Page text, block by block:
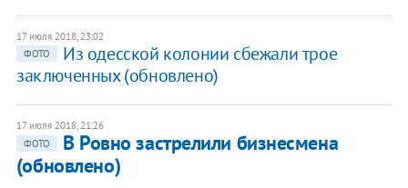
17 июля 2018, 23:02
ФОТО
Из одесской колонии сбежали трое
заключенных (обновлено)
17 июля 2018, 21:26
ФОТО
В Ровно застрелили бизнесмена
(обновлено)